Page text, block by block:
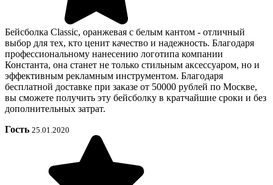
Бейсболка Classic, оранжевая с белым кантом - отличный
выбор для тех, кто ценит качество и надежность. Благодаря
профессиональному нанесению логотипа компании
Константа, она станет не только стильным аксессуаром, но и
эффективным рекламным инструментом. Благодаря
бесплатной доставке при заказе от 50000 рублей по Москве,
вы сможете получить эту бейсболку в кратчайшие сроки и без
дополнительных затрат.
Гость 25.01.2020